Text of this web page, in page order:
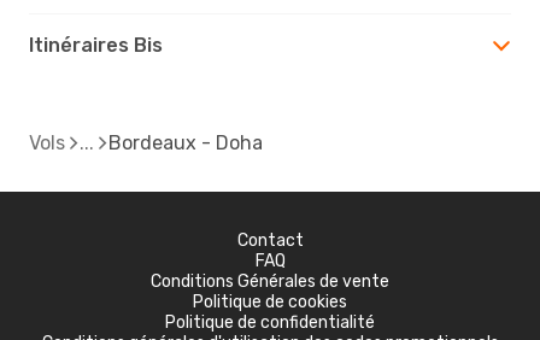
Itinéraires Bis
Vols Bordeaux - Doha
Contact
FAQ
Conditions Générales de vente
Politique de cookies
Politique de confidentialité